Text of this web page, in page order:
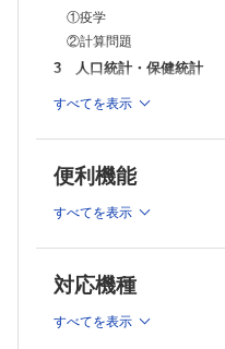
①疫学
②計算問題
3 人口統計・保健統計
4 社会保障制度と医療経済
7 地域保健と地域医療
8 保健・医療関係法規
9 医療事故とその防止
10 国際保健
11 母子保健
すべてを表示
便利機能
すべてを表示
対応機種
すべてを表示